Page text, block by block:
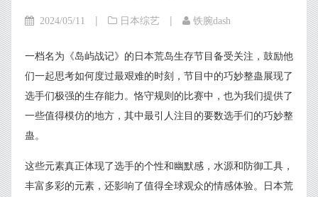
2024/05/11 | 日本综艺 | 铁腕dash
一档名为《岛屿战记》的日本荒岛生存节目备受关注，鼓励他
们一起思考如何度过最艰难的时刻，节目中的巧妙整蛊展现了
选手们极强的生存能力。恪守规则的比赛中，也为我们提供了
一些值得模仿的地方，其中最引人注目的要数选手们的巧妙整
蛊。
这些元素真正体现了选手的个性和幽默感，水源和防御工具，
丰富多彩的元素，还影响了值得全球观众的情感体验。日本荒